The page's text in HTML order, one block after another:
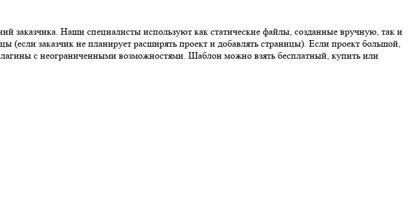
заказчика. Наши специалисты используют как статические файлы, созданные вручную, так и
заказчик не планирует расширять проект и добавлять страницы). Если проект большой,
с неограниченными возможностями. Шаблон можно взять бесплатный, купить или